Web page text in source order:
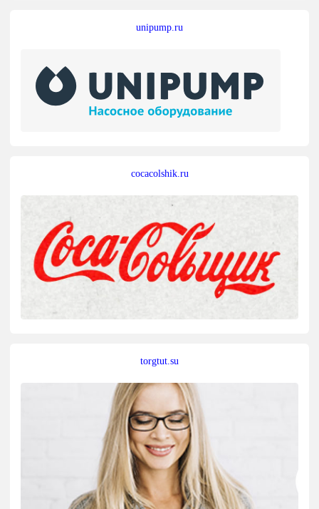
unipump.ru
cocacolshik.ru
torgtut.su